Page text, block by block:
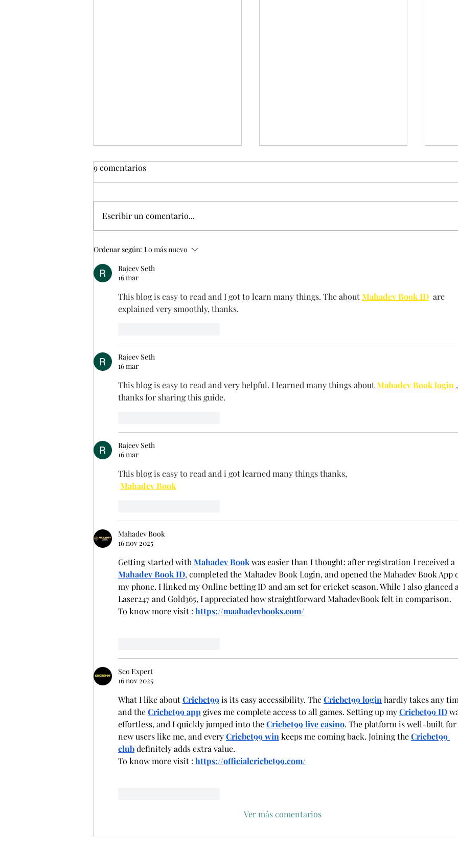
EMPEZAMOS 2026 CON
Las jornadas se celebrarán
sintomas de la enfermedad.
9 comentarios
Escribir un comentario...
Ordenar según: Lo más nuevo
Rajeev Seth
16 mar
This blog is easy to read and I got to learn many things. The about Mahadev Book ID are
explained very smoothly, thanks.
Rajeev Seth
16 mar
This blog is easy to read and very helpful. I learned many things about Mahadev Book login ,
thanks for sharing this guide.
Rajeev Seth
16 mar
This blog is easy to read and i got learned many things thanks,
Mahadev Book
Mahadev Book
16 nov 2025
Getting started with Mahadev Bookwas easier than I thought: after registration I received a
Mahadev Book ID, completed the Mahadev Book Login, and opened the Mahadev Book App
my phone. I linked my Online betting ID and am set for cricket season. While I also glanced
Laser247 and Gold365, I appreciated how straightforward MahadevBook felt in comparison.
To know more visit : https://maahadevbooks.com/
Seo Expert
16 nov 2025
What I like about Cricbet99 is its easy accessibility. The Cricbet99 login hardly takes any
and the Cricbet99 app gives me complete access to all games. Setting up my Cricbet99 ID
effortless, and I quickly jumped into the Cricbet99 live casino. The platform is well-built for
new users like me, and every Cricbet99 win keeps me coming back. Joining the Cricbet99
club definitely adds extra value.
To know more visit : https://officialcricbet99.com/
Ver más comentarios